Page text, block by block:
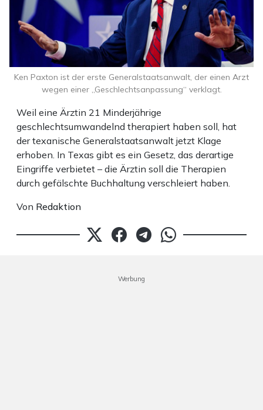
Weil eine Ärztin 21 Minderjährige
geschlechtsumwandelnd therapiert haben soll, hat
der texanische Generalstaatsanwalt jetzt Klage
erhoben. In Texas gibt es ein Gesetz, das derartige
Eingriffe verbietet – die Ärztin soll die Therapien
durch gefälschte Buchhaltung verschleiert haben.
Von Redaktion
Ken Paxton ist der erste Generalstaatsanwalt, der einen Arzt
wegen einer „Geschlechtsanpassung“ verklagt.
Werbung